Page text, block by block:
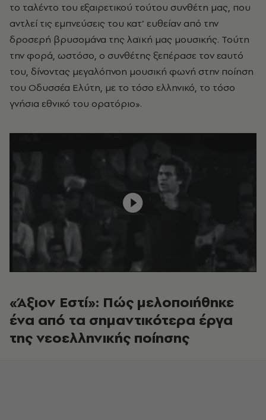
το ταλέντο του εξαιρετικού τούτου συνθέτη μας, που
αντλεί τις εμπνεύσεις του κατ’ ευθείαν από την
δροσερή βρυσομάνα της λαϊκή μας μουσικής. Τούτη
την φορά, ωστόσο, ο συνθέτης ξεπέρασε τον εαυτό
του, δίνοντας μεγαλόπνοη μουσική φωνή στην ποίηση
του Οδυσσέα Ελύτη, με το τόσο ελληνικό, το τόσο
γνήσια εθνικό του ορατόριο».
«Άξιον Εστί»: Πώς μελοποιήθηκε
ένα από τα σημαντικότερα έργα
της νεοελληνικής ποίησης